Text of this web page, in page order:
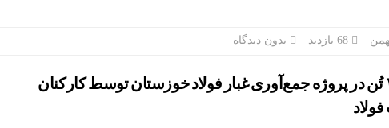
بدون دیدگاه
ثبت رکورد ۱۸۰۰ تُن در پروژه جمع‌آوری غبار فولاد خوزستان توسط کارکنان